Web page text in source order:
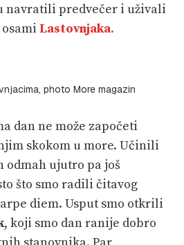
navratili predvečer i uživali
Lastovnjaka.
photo More magazin
dan ne može započeti
skokom u more. Učinili
odmah ujutro pa još
što smo radili čitavog
diem. Usput smo otkrili
, koji smo dan ranije dobro